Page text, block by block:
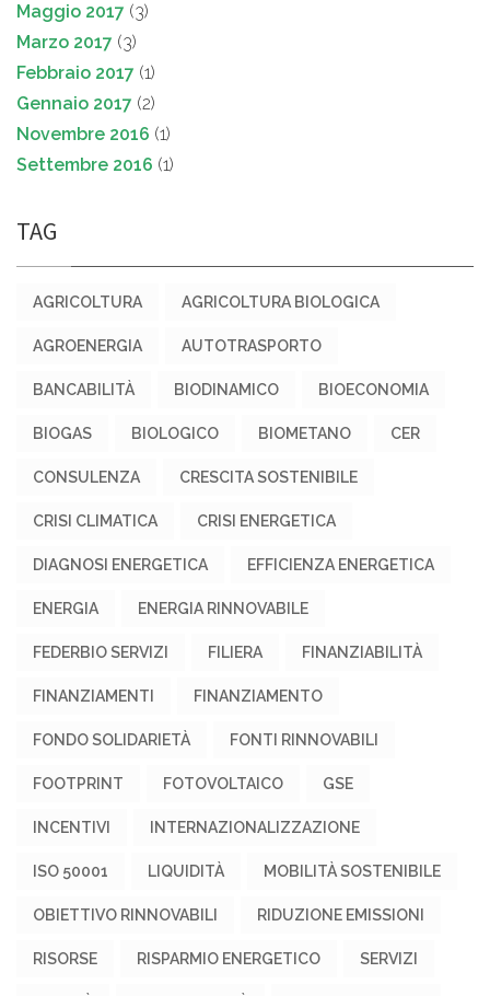
Maggio 2017 (3)
Marzo 2017 (3)
Febbraio 2017 (1)
Gennaio 2017 (2)
Novembre 2016 (1)
Settembre 2016 (1)
TAG
AGRICOLTURA AGRICOLTURA BIOLOGICA
AGROENERGIA AUTOTRASPORTO
BANCABILITÀ BIODINAMICO BIOECONOMIA
BIOGAS BIOLOGICO BIOMETANO CER
CONSULENZA CRESCITA SOSTENIBILE
CRISI CLIMATICA CRISI ENERGETICA
DIAGNOSI ENERGETICA EFFICIENZA ENERGETICA
ENERGIA ENERGIA RINNOVABILE
FEDERBIO SERVIZI FILIERA FINANZIABILITÀ
FINANZIAMENTI FINANZIAMENTO
FONDO SOLIDARIETÀ FONTI RINNOVABILI
FOOTPRINT FOTOVOLTAICO GSE
INCENTIVI INTERNAZIONALIZZAZIONE
ISO 50001 LIQUIDITÀ MOBILITÀ SOSTENIBILE
OBIETTIVO RINNOVABILI RIDUZIONE EMISSIONI
RISORSE RISPARMIO ENERGETICO SERVIZI